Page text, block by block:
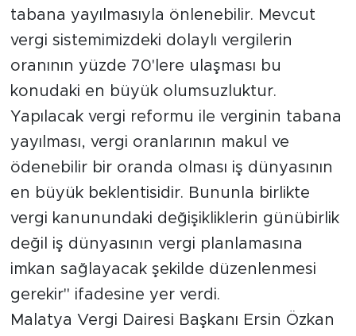
tabana yayılmasıyla önlenebilir. Mevcut
vergi sistemimizdeki dolaylı vergilerin
oranının yüzde 70'lere ulaşması bu
konudaki en büyük olumsuzluktur.
Yapılacak vergi reformu ile verginin tabana
yayılması, vergi oranlarının makul ve
ödenebilir bir oranda olması iş dünyasının
en büyük beklentisidir. Bununla birlikte
vergi kanunundaki değişikliklerin günübirlik
değil iş dünyasının vergi planlamasına
imkan sağlayacak şekilde düzenlenmesi
gerekir" ifadesine yer verdi.
Malatya Vergi Dairesi Başkanı Ersin Özkan